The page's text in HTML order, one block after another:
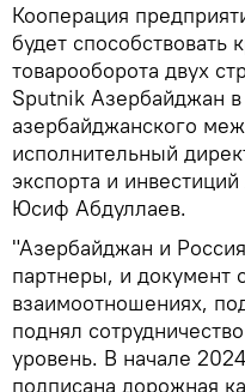
Кооперация
будет способствовать
товарооборота двух
Sputnik Азербайджан в
азербайджанского
исполнительный
экспорта и
Юсиф Абдуллаев.
"Азербайджан и
партнеры, и документ
взаимоотношениях,
поднял
уровень. В начале
подписана дорожная